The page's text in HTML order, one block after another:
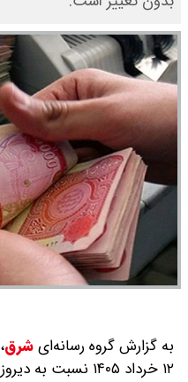
بنزین
درصد
به گزارش گروه رسانه‌ایشرق،
۱۲ خرداد ۱۴۰۵ نسبت به دیروز بدون تغییر است.